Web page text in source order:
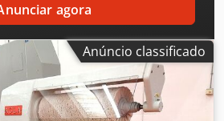
agora
Anúncio classificado